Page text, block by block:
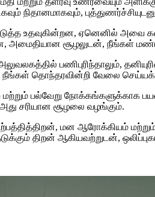
உதவுகின்றன, ஏனெனில்
அமைதியான சூழலுடன், நீங்கள்
பணிபுரிந்தாலும்,
தொந்தரவின்றி வேலை
மற்றும் பல்வேறு
சரியான சூழலை வழங்கும்.
உற்பத்தித்திறன், மன ஆரோக்கியம்
திறன் ஆகியவற்றுடன்,